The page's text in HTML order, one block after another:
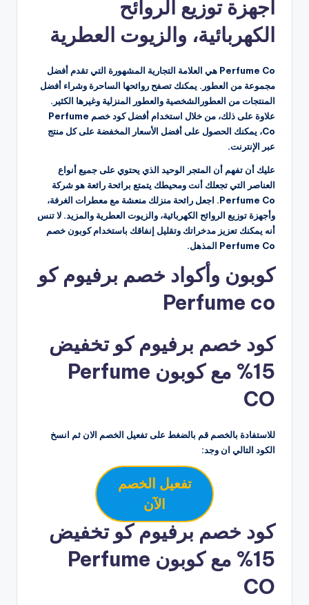
أجهزة توزيع الروائح
الكهربائية، والزيوت العطرية
Perfume Co هي العلامة التجارية المشهورة التي تقدم أفضل
مجموعة من العطور. يمكنك تصفح روائحها الساحرة وشراء أفضل
المنتجات من العطورالشخصية والعطور المنزلية وغيرها الكثير.
علاوة على ذلك، من خلال استخدام أفضل كود خصم Perfume
Co، يمكنك الحصول على أفضل الأسعار المخفضة على كل منتج
عبر الإنترنت.
عليك أن تفهم أن المتجر الوحيد الذي يحتوي على جميع أنواع
العناصر التي تجعلك أنت ومحيطك يتمتع برائحة رائعة هو شركة
Perfume Co. اجعل رائحة منزلك منعشة مع معطرات الغرفة،
وأجهزة توزيع الروائح الكهربائية، والزيوت العطرية والمزيد. لا تنس
أنه يمكنك تعزيز مدخراتك وتقليل إنفاقك باستخدام كوبون خصم
Perfume Co المذهل.
كوبون وأكواد خصم برفيوم كو
Perfume co
كود خصم برفيوم كو تخفيض
15% مع كوبون Perfume
CO
للاستفادة بالخصم قم بالضغط على تفعيل الخصم الان ثم انسخ
الكود التالي ان وجد:
تفعيل الخصم
الآن
كود خصم برفيوم كو تخفيض
15% مع كوبون Perfume
CO